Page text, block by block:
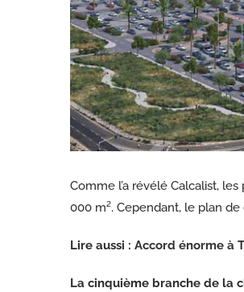
Comme l’a révélé Calcalist,
000 m². Cependant, le plan
Lire aussi : Accord énorme à
La cinquième branche de la